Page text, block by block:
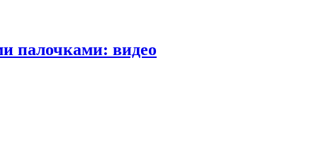
палочками: видео